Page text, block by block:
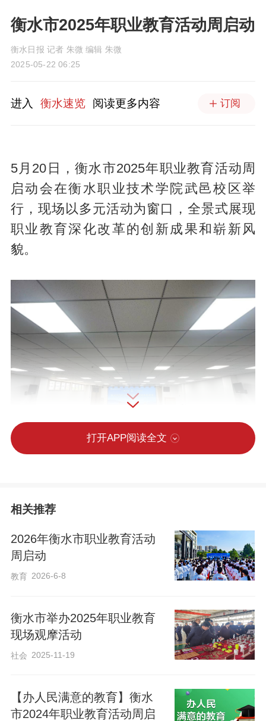
衡水市2025年职业教育活动周启动
衡水日报 记者 朱微 编辑 朱微
2025-05-22 06:25
进入 衡水速览 阅读更多内容 订阅
5月20日，衡水市2025年职业教育活动周
启动会在衡水职业技术学院武邑校区举
行，现场以多元活动为窗口，全景式展现
职业教育深化改革的创新成果和崭新风
貌。
指引，通过展示职教发展硕果，大力弘扬
动光荣、技能宝贵、创造伟大”的时代风
尚，旨在激发公众尤其是青少年对职业技
打开APP阅读全文
相关推荐
2026年衡水市职业教育活动
周启动
教育 2026-6-8
衡水市举办2025年职业教育
现场观摩活动
社会 2025-11-19
【办人民满意的教育】衡水
市2024年职业教育活动周启